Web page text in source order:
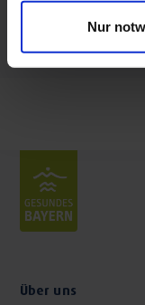
Nur
Über uns